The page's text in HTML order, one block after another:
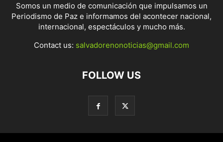
Somos un medio de comunicación que impulsamos un
Periodismo de Paz e informamos del acontecer nacional,
internacional, espectáculos y mucho más.
Contact us: salvadorenonoticias@gmail.com
FOLLOW US